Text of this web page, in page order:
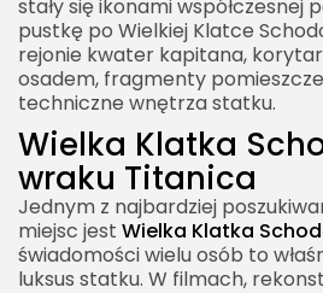
stały się ikonami współczesnej
pustkę po Wielkiej Klatce
rejonie kwater kapitana,
osadem, fragmenty
techniczne wnętrza statku.
Wielka Klatka
wraku Titanica
Jednym z najbardziej
miejsc jest Wielka Klatka
świadomości wielu osób to
luksus statku. W filmach,